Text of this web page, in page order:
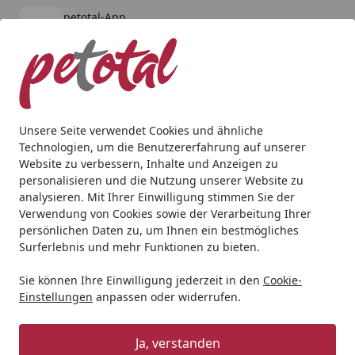
Unsere Seite verwendet Cookies und ähnliche
Technologien, um die Benutzererfahrung auf unserer
Website zu verbessern, Inhalte und Anzeigen zu
personalisieren und die Nutzung unserer Website zu
analysieren. Mit Ihrer Einwilligung stimmen Sie der
Verwendung von Cookies sowie der Verarbeitung Ihrer
persönlichen Daten zu, um Ihnen ein bestmögliches
Surferlebnis und mehr Funktionen zu bieten.
Sie können Ihre Einwilligung jederzeit in den Cookie-
Einstellungen anpassen oder widerrufen.
Ja, verstanden
petotal-App
kostenlos - Im App Store
Alle Produkte
Mein Konto
Suchen
Startseite
Katze Katzennassfutter animonda animonda Carny
animonda Carny Senior 400g Dose
Katzennassfutter Rind Putenherzen
Angebot